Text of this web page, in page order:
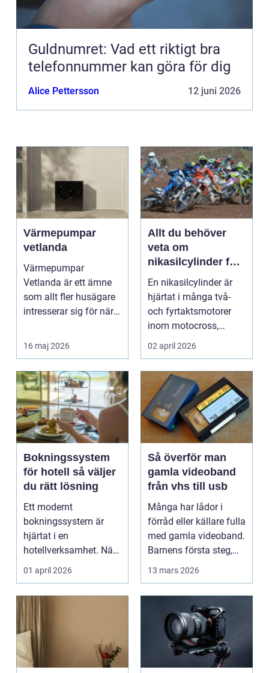
Guldnumret: Vad ett riktigt bra
telefonnummer kan göra för dig
Alice Pettersson 12 juni 2026
Värmepumpar
vetlanda
Värmepumpar
Vetlanda är ett ämne
som allt fler husägare
intresserar sig för när
16 maj 2026
Allt du behöver
veta om
nikasilcylinder för
motorcykel och
snöskoter
En nikasilcylinder är
hjärtat i många två-
och fyrtaktsmotorer
inom motocross,
enduro och
snöskoter....
02 april 2026
Bokningssystem
för hotell så väljer
du rätt lösning
Ett modernt
bokningssystem är
hjärtat i en
hotellverksamhet. När
bokningar,
incheckning,
betalningar...
01 april 2026
Så överför man
gamla videoband
från vhs till usb
Många har lådor i
förråd eller källare fulla
med gamla videoband.
Barnens första steg,
släktkalas, s...
13 mars 2026